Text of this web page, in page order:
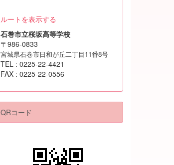
ルートを表示する
石巻市立桜坂高等学校
〒986-0833
宮城県石巻市日和が丘二丁目11番8号
TEL : 0225-22-4421
FAX : 0225-22-0556
QRコード